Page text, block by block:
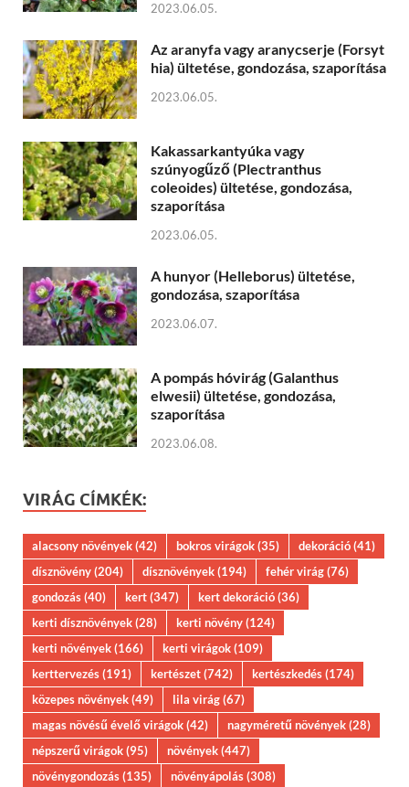
2023.06.05.
Az aranyfa vagy aranycserje (Forsyt
hia) ültetése, gondozása, szaporítása
2023.06.05.
Kakassarkantyúka vagy
szúnyogűző (Plectranthus
coleoides) ültetése, gondozása,
szaporítása
2023.06.05.
A hunyor (Helleborus) ültetése,
gondozása, szaporítása
2023.06.07.
A pompás hóvirág (Galanthus
elwesii) ültetése, gondozása,
szaporítása
2023.06.08.
VIRÁG CÍMKÉK:
alacsony növények(42) bokros virágok(35) dekoráció(41)
dísznövény(204) dísznövények(194) fehér virág(76)
gondozás(40) kert(347) kert dekoráció(36)
kerti dísznövények(28) kerti növény(124)
kerti növények(166) kerti virágok(109)
kerttervezés(191) kertészet(742) kertészkedés(174)
közepes növények(49) lila virág(67)
magas növésű évelő virágok(42) nagyméretű növények(28)
népszerű virágok(95) növények(447)
növénygondozás(135) növényápolás(308)